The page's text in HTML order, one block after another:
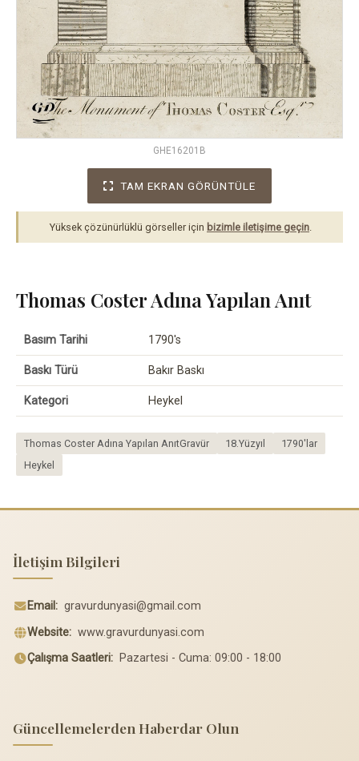
GHE16201B
TAM EKRAN GÖRÜNTÜLE
Yüksek çözünürlüklü görseller için bizimle iletişime geçin.
Thomas Coster Adına Yapılan Anıt
Basım Tarihi 1790's
Baskı Türü Bakır Baskı
Kategori Heykel
Thomas Coster Adına Yapılan AnıtGravür 18.Yüzyıl
1790'lar
Heykel
İletişim Bilgileri
Email: gravurdunyasi@gmail.com
Website: www.gravurdunyasi.com
Çalışma Saatleri: Pazartesi - Cuma: 09:00 - 18:00
Güncellemelerden Haberdar Olun